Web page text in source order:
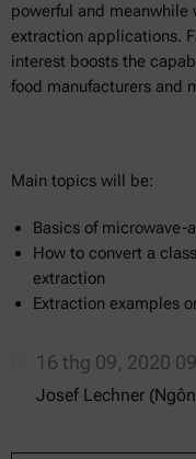
powerful and
extraction applications.
interest boosts the
food manufacturers and
Main topics will be:
Basics of microwave-
How to convert a
extraction
Extraction examples
16 thg 09, 2020
Josef Lechner